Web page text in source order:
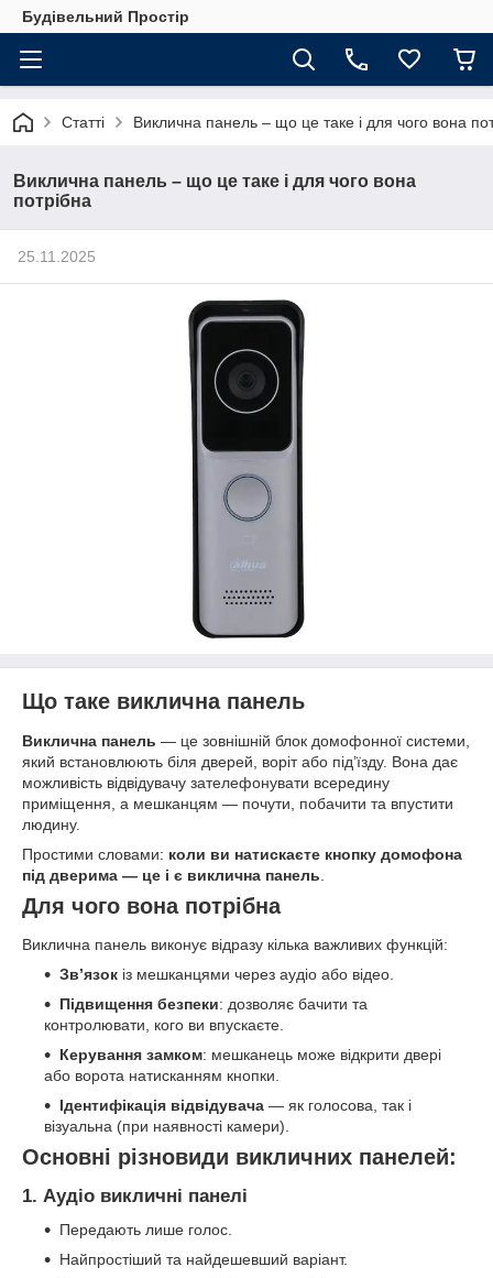
Будівельний Простір
Статті Виклична панель – що це таке і для чого вона
Виклична панель – що це таке і для чого вона
потрібна
25.11.2025
Що таке виклична панель
Виклична панель — це зовнішній блок домофонної системи,
який встановлюють біля дверей, воріт або під’їзду. Вона дає
можливість відвідувачу зателефонувати всередину
приміщення, а мешканцям — почути, побачити та впустити
людину.
Простими словами: коли ви натискаєте кнопку домофона
під дверима — це і є виклична панель
Для чого вона потрібна
Виклична панель виконує відразу кілька важливих функцій:
Зв’язок із мешканцями через аудіо або відео.
Підвищення безпеки: дозволяє бачити та
контролювати, кого ви впускаєте.
Керування замком: мешканець може відкрити двері
або ворота натисканням кнопки.
Ідентифікація відвідувача — як голосова, так і
візуальна (при наявності камери).
Основні різновиди викличних панелей:
1. Аудіо викличні панелі
Передають лише голос.
Найпростіший та найдешевший варіант.